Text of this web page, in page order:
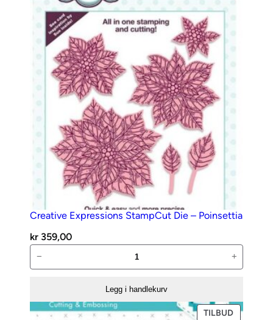
Window
Frame
antall
Creative Expressions StampCut Die – Poinsettia
kr 359,00
Expressions
–
− +
Legg i handlekurv
TILBUDPRODUKT